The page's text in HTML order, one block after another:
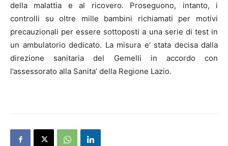
della malattia e al ricovero. Proseguono, intanto, i
controlli su oltre mille bambini richiamati per motivi
precauzionali per essere sottoposti a una serie di test in
un ambulatorio dedicato. La misura e’ stata decisa dalla
direzione sanitaria del Gemelli in accordo con
l’assessorato alla Sanita’ della Regione Lazio.